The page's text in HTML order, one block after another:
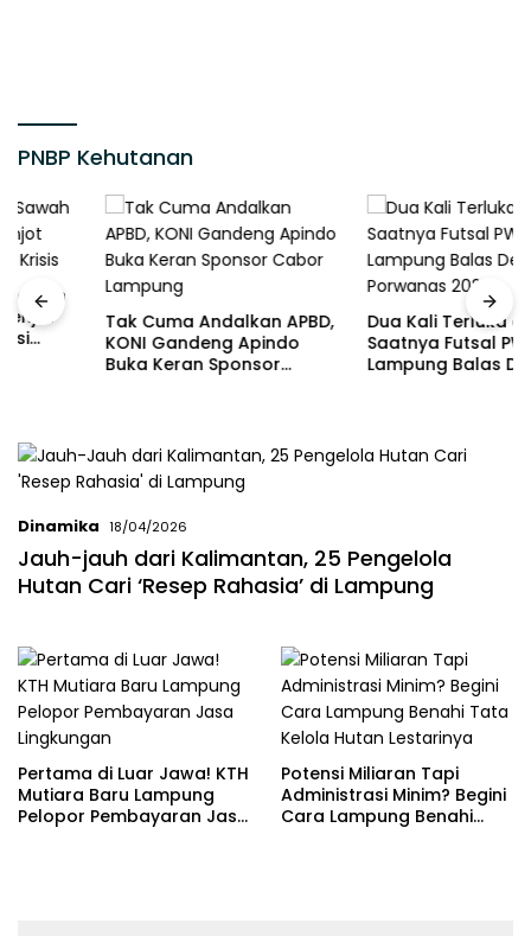
PNBP Kehutanan
Tak Cuma Andalkan APBD,
KONI Gandeng Apindo
Buka Keran Sponsor
Dua Kali Terluka di Final,
Saatnya Futsal PWI
Lampung Balas Dendam di
Dinamika 18/04/2026
Jauh-jauh dari Kalimantan, 25 Pengelola
Hutan Cari ‘Resep Rahasia’ di Lampung
Pertama di Luar Jawa! KTH
Mutiara Baru Lampung
Pelopor Pembayaran Jasa
Potensi Miliaran Tapi
Administrasi Minim? Begini
Cara Lampung Benahi